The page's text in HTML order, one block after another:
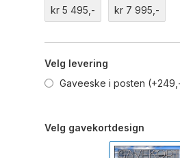
Velg levering
Gaveeske i posten
kr 5 495,- kr 7 995,-
Velg gavekortdesign